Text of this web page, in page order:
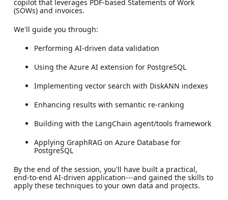
copilot that leverages PDF-based Statements of Work
(SOWs) and invoices.
We'll guide you through:
Performing AI-driven data validation
Using the Azure AI extension for PostgreSQL
Implementing vector search with DiskANN indexes
Enhancing results with semantic re-ranking
Building with the LangChain agent/tools framework
Applying GraphRAG on Azure Database for
PostgreSQL
By the end of the session, you'll have built a practical,
end-to-end AI-driven application---and gained the skills to
apply these techniques to your own data and projects.